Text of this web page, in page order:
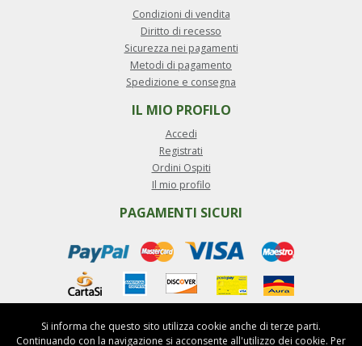
Condizioni di vendita
Diritto di recesso
Sicurezza nei pagamenti
Metodi di pagamento
Spedizione e consegna
IL MIO PROFILO
Accedi
Registrati
Ordini Ospiti
Il mio profilo
PAGAMENTI SICURI
Si informa che questo sito utilizza cookie anche di terze parti.
Continuando con la navigazione si acconsente all'utilizzo dei cookie. Per